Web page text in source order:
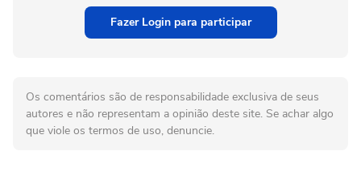
Fazer Login para participar
Os comentários são de responsabilidade exclusiva de seus
autores e não representam a opinião deste site. Se achar algo
que viole os termos de uso, denuncie.